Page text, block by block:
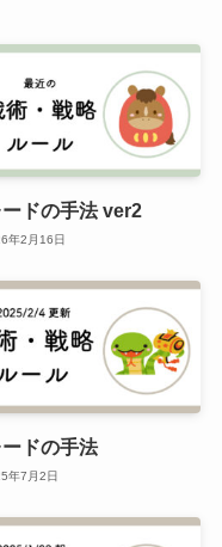
ードの手法 ver2
年2月16日
ードの手法
年7月2日